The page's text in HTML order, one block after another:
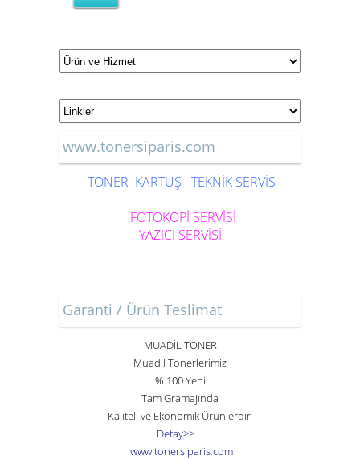
www.tonersiparis.com
TONER KARTUŞ TEKNİK SERVİS
FOTOKOPİ SERVİSİ
YAZICI SERVİSİ
Garanti / Ürün Teslimat
MUADİL TONER
Muadil Tonerlerimiz
% 100 Yeni
Tam Gramajında
Kaliteli ve Ekonomik Ürünlerdir.
Detay>>
www.tonersiparis.com